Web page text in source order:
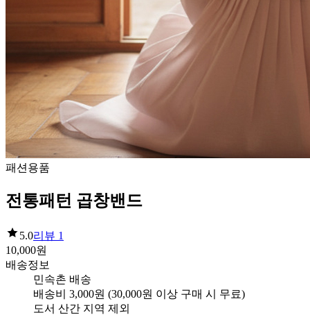
패션용품
전통패턴 곱창밴드
5.0리뷰 1
10,000원
배송정보
민속촌 배송
배송비 3,000원 (30,000원 이상 구매 시 무료)
도서 산간 지역 제외